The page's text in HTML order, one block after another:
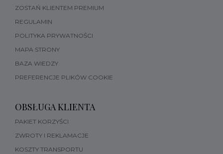
ZOSTAŃ KLIENTEM PREMIUM
REGULAMIN
POLITYKA PRYWATNOŚCI
MAPA STRONY
BAZA WIEDZY
PREFERENCJE PLIKÓW COOKIE
OBSŁUGA KLIENTA
PAKIET KORZYŚCI
ZWROTY I REKLAMACJE
KOSZTY TRANSPORTU